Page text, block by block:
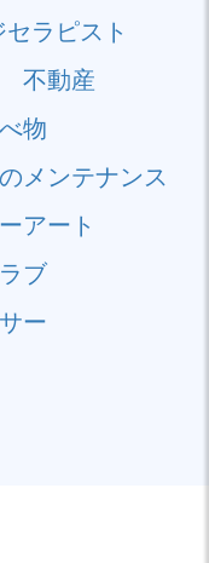
ラピスト
不動産
物
メンテナンス
アート
ブ
ー